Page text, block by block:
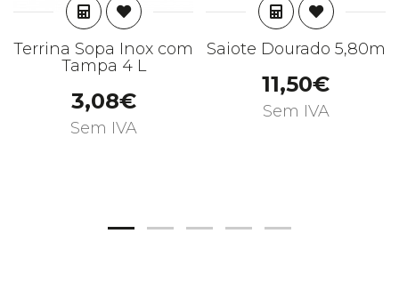
ADICIONAR
Terrina Sopa Inox com
Tampa 4 L
3,08€
Sem IVA
ADICIONAR
Saiote Dourado 5,80m
11,50€
Sem IVA